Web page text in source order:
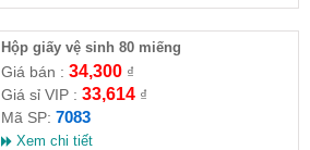
Hộp giấy vệ sinh 80 miếng
Giá bán : 34,300₫
Giá sỉ VIP : 33,614₫
Mã SP: 7083
Xem chi tiết